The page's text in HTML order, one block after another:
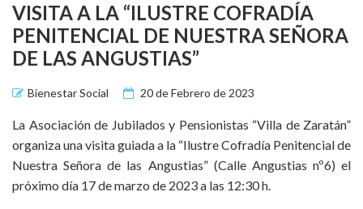
VISITA A LA “ILUSTRE COFRADÍA
PENITENCIAL DE NUESTRA SEÑORA
DE LAS ANGUSTIAS”
Bienestar Social 20 de Febrero de 2023
La Asociación de Jubilados y Pensionistas “Villa de Zaratán”
organiza una visita guiada a la “Ilustre Cofradía Penitencial de
Nuestra Señora de las Angustias” (Calle Angustias nº6) el
próximo día 17 de marzo de 2023 a las 12:30 h.